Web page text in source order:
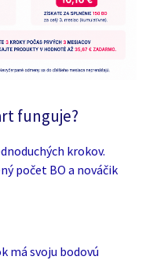
funguje?
krokov.
počet BO a nováčik
má svoju bodovú